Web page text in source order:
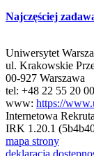
Najczęściej
Uniwersytet
ul. Krakowskie
00-927 Warszawa
tel: +48 22 55 20
www: https://
Internetowa
IRK 1.20.1
mapa strony